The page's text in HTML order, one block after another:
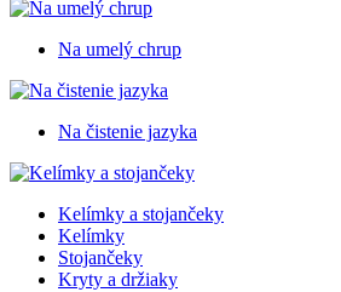
Na umelý chrup
Na čistenie jazyka
Kelímky a stojančeky
Kelímky
Stojančeky
Kryty a držiaky